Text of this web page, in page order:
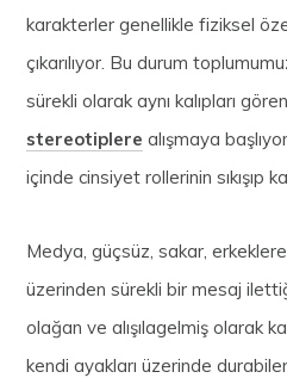
karakterler genellikle fiziksel
çıkarılıyor. Bu durum
sürekli olarak aynı kalıpları
stereotiplere alışmaya
içinde cinsiyet rollerinin sıkışıp
Medya, güçsüz, sakar,
üzerinden sürekli bir mesaj
olağan ve alışılagelmiş olarak
kendi ayakları üzerinde